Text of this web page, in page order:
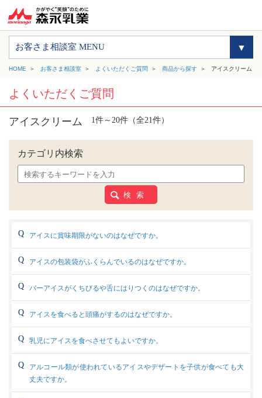
お客さま相談室 MENU
HOME お客さま相談室 よくいただくご質問 商品から探す アイスクリーム
よくいただくご質問
アイスクリーム 1件～20件（全21件）
カテゴリ内検索
検 索
アイスに賞味期限がないのはなぜですか。
アイスの包装袋がふくらんでいるのはなぜですか。
バーアイスがくちびるや舌にはりつくのはなぜですか。
アイスを食べると頭痛がするのはなぜですか。
乳児にアイスを食べさせてもよいですか。
アルコール類が使われているアイスやデザートを子供が食べても大
丈夫ですか。